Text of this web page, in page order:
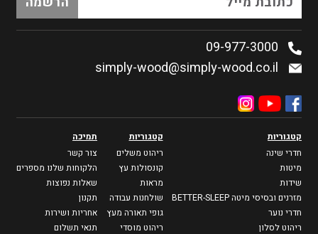
09-977-3000
simply-wood@simply-wood.co.il
קטגוריות
חדרי שינה
מיטות
שידות
מזרנים ובסיסי מיטה BETTER-SLEEP
חדרי נוער
ריהוט לסלון
קטגוריות
ריהוט משלים
קונסולות עץ
מראות
שולחנות עבודה
גופי תאורה מעץ
ריהוט מוסדי
תמיכה
צור קשר
הלקוחות שלנו מספרים
שאלות נפוצות
תקנון
אחריות ושירות
תנאי תשלום